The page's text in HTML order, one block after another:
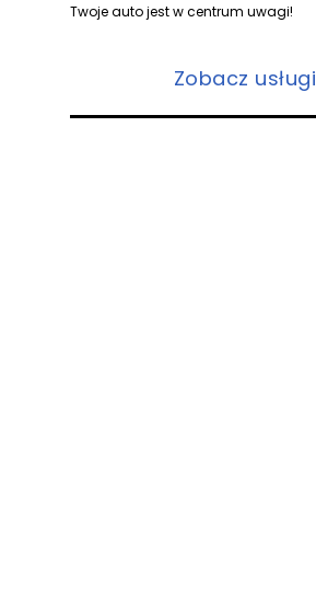
Twoje auto jest w centrum uwagi!
Zobacz usługi